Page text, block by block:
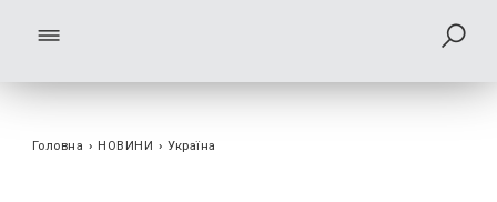
Головна › НОВИНИ › Україна